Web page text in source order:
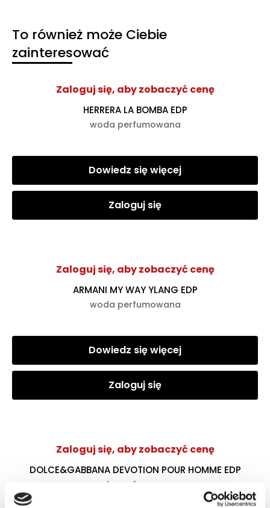
To również może Ciebie
zainteresować
Zaloguj się, aby zobaczyć cenę
HERRERA LA BOMBA EDP
woda perfumowana
Dowiedz się więcej
Zaloguj się
Zaloguj się, aby zobaczyć cenę
ARMANI MY WAY YLANG EDP
woda perfumowana
Dowiedz się więcej
Zaloguj się
Zaloguj się, aby zobaczyć cenę
DOLCE&GABBANA DEVOTION POUR HOMME EDP
woda perfumowana